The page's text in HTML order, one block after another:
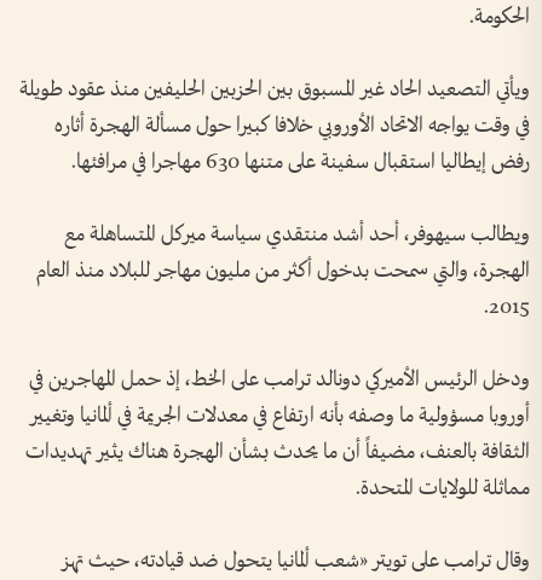
الحكومة.
ويأتي التصعيد الحاد غير المسبوق بين الحزبين الحليفين منذ عقود طويلة
في وقت يواجه الاتحاد الأوروبي خلافا كبيرا حول مسألة الهجرة أثاره
رفض إيطاليا استقبال سفينة على متنها 630 مهاجرا في مرافئها.
ويطالب سيهوفر، أحد أشد منتقدي سياسة ميركل المتساهلة مع
الهجرة، والتي سمحت بدخول أكثر من مليون مهاجر للبلاد منذ العام
2015.
ودخل الرئيس الأميركي دونالد ترامب على الخط، إذ حمل المهاجرين في
أوروبا مسؤولية ما وصفه بأنه ارتفاع في معدلات الجريمة في ألمانيا وتغيير
الثقافة بالعنف، مضيفاً أن ما يحدث بشأن الهجرة هناك يثير تهديدات
مماثلة للولايات المتحدة.
وقال ترامب على تويتر «شعب ألمانيا يتحول ضد قيادته، حيث تهز